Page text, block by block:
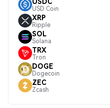
USD Coin
XRP
Ripple
SOL
Solana
TRX
Tron
DOGE
Dogecoin
ZEC
Zcash